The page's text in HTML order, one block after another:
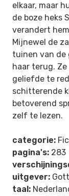
elkaar, maar
de boze heks
verandert
Mijnewel de
tuinen van de
haar terug.
geliefde te
schitterende
betoverend
zelf te lezen.
categorie:
pagina's: 283
uitgever:
taal: